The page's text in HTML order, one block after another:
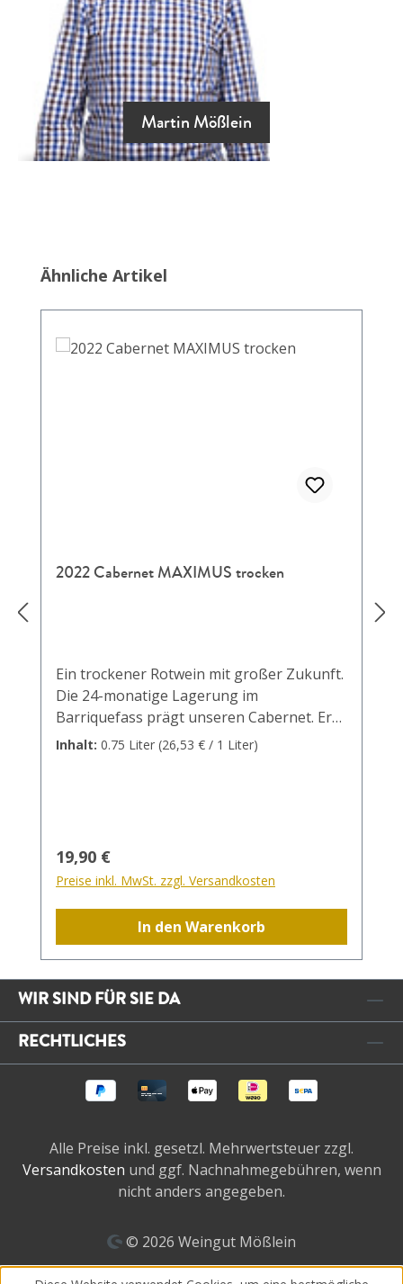
Martin Mößlein
Produktgalerie überspringen
Ähnliche Artikel
2022 Cabernet MAXIMUS trocken
Ein trockener Rotwein mit großer Zukunft.
Die 24-monatige Lagerung im
Barriquefass prägt unseren Cabernet. Er
erinnert an schwarzen Pfeffer, zarte
Inhalt: 0.75 Liter (26,53 € / 1 Liter)
Regulärer Preis:
19,90 €
Preise inkl. MwSt. zzgl. Versandkosten
In den Warenkorb
WIR SIND FÜR SIE DA
RECHTLICHES
Alle Preise inkl. gesetzl. Mehrwertsteuer zzgl.
Versandkosten und ggf. Nachnahmegebühren, wenn
nicht anders angegeben.
© 2026 Weingut Mößlein